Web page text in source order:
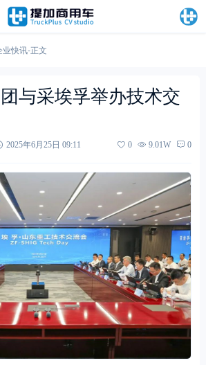
业快讯-正文
与采埃孚举办技术交
2025年6月25日 09:11 0 9.01W 0